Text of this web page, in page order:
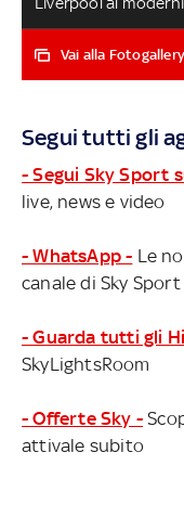
Stadium, dove
tutti diversi e tutti
BRIGHTON LIVE
Vai alla Fotogallery
Segui tutti gli
- Segui Sky Sport
live, news e video
- WhatsApp - Le
canale di Sky Sport
- Guarda tutti gli
SkyLightsRoom
- Offerte Sky -
attivale subito